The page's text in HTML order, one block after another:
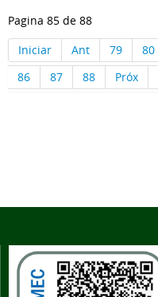
Pagina 85 de 88
Iniciar
Ant 79 80
86
87 88 Próx